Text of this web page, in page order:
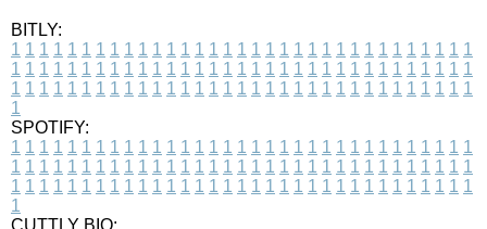
BITLY:
1 1 1 1 1 1 1 1 1 1 1 1 1 1 1 1 1 1 1 1 1 1 1 1 1 1 1 1 1 1 1 1 1
1 1 1 1 1 1 1 1 1 1 1 1 1 1 1 1 1 1 1 1 1 1 1 1 1 1 1 1 1 1 1 1 1
1 1 1 1 1 1 1 1 1 1 1 1 1 1 1 1 1 1 1 1 1 1 1 1 1 1 1 1 1 1 1 1 1
1
SPOTIFY:
1 1 1 1 1 1 1 1 1 1 1 1 1 1 1 1 1 1 1 1 1 1 1 1 1 1 1 1 1 1 1 1 1
1 1 1 1 1 1 1 1 1 1 1 1 1 1 1 1 1 1 1 1 1 1 1 1 1 1 1 1 1 1 1 1 1
1 1 1 1 1 1 1 1 1 1 1 1 1 1 1 1 1 1 1 1 1 1 1 1 1 1 1 1 1 1 1 1 1
1
CUTTLY BIO: